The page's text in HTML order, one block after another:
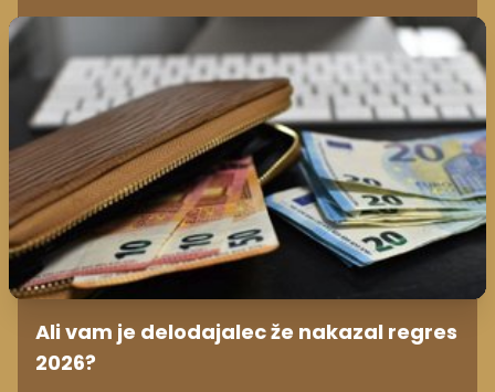
Ali vam je delodajalec že nakazal regres
2026?